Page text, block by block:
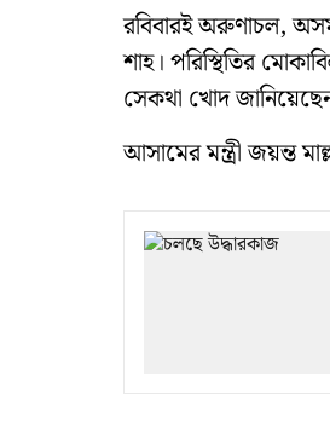
রবিবারই অরুণাচল, অসম,
শাহ। পরিস্থিতির
সেকথা খোদ
আসামের মন্ত্রী জয়ন্ত